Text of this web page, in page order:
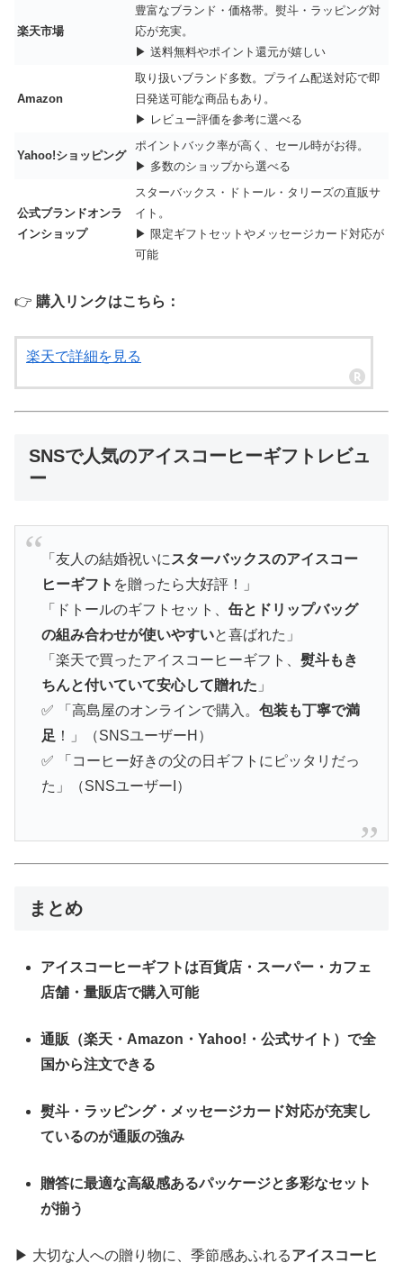
楽天市場
豊富なブランド・価格帯。熨斗・ラッピング対
応が充実。
▶ 送料無料やポイント還元が嬉しい
Amazon
取り扱いブランド多数。プライム配送対応で即
日発送可能な商品もあり。
▶ レビュー評価を参考に選べる
Yahoo!ショッピング
ポイントバック率が高く、セール時がお得。
▶ 多数のショップから選べる
公式ブランドオンラ
インショップ
スターバックス・ドトール・タリーズの直販サ
イト。
▶ 限定ギフトセットやメッセージカード対応が
可能
👉 購入リンクはこちら：
楽天で詳細を見る
SNSで人気のアイスコーヒーギフトレビュ
ー
「友人の結婚祝いに スターバックスのアイスコー
ヒーギフト を贈ったら大好評！」
「ドトールのギフトセット、 缶とドリップバッグ
の組み合わせが使いやすいと喜ばれた」
「楽天で買ったアイスコーヒーギフト、 熨斗もき
ちんと付いていて安心して贈れた 」
✅ 「高島屋のオンラインで購入。 包装も丁寧で満
足 ！」（SNSユーザーH）
✅ 「コーヒー好きの父の日ギフトにピッタリだっ
た」（SNSユーザーI）
まとめ
アイスコーヒーギフトは百貨店・スーパー・カフェ
店舗・量販店で購入可能
通販（楽天・Amazon・Yahoo!・公式サイト）で全
国から注文できる
熨斗・ラッピング・メッセージカード対応が充実し
ているのが通販の強み
贈答に最適な高級感あるパッケージと多彩なセット
が揃う
▶ 大切な人への贈り物に、季節感あふれるアイスコーヒ